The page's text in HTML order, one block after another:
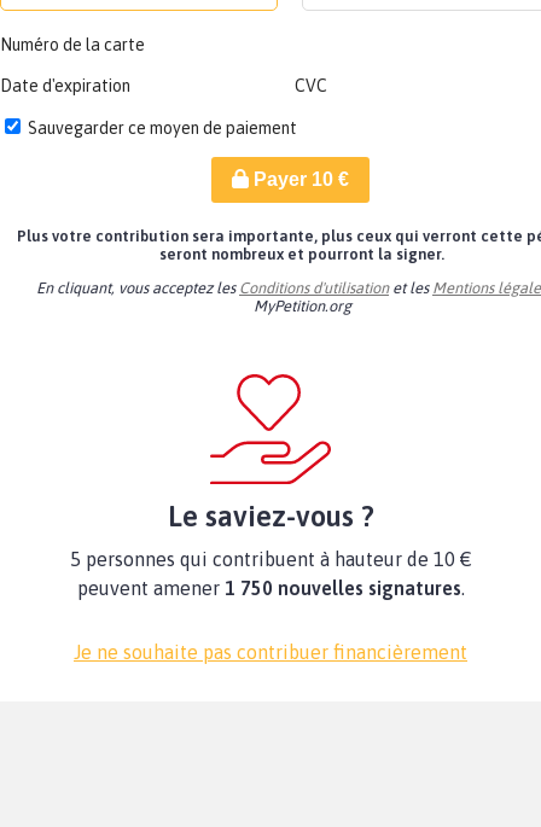
Numéro de la carte
Date d'expiration CVC
Sauvegarder ce moyen de paiement
Payer 10€
Plus votre contribution sera importante, plus ceux qui verront cette
seront nombreux et pourront la signer.
En cliquant, vous acceptez les Conditions d'utilisationet les Mentions
MyPetition.org
Le saviez-vous ?
5 personnes qui contribuent à hauteur de 10 €
peuvent amener 1 750 nouvelles signatures.
Je ne souhaite pas contribuer financièrement